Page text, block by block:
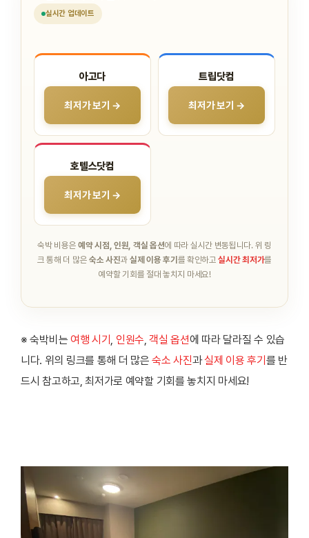
실시간 업데이트
아고다
최저가 보기 →
트립닷컴
최저가 보기 →
호텔스닷컴
최저가 보기 →
숙박 비용은예약 시점, 인원, 객실 옵션에 따라 실시간 변동됩니다.위 링
크 통해 더 많은 숙소 사진과 실제 이용 후기 를 확인하고실시간 최저가를
예약할 기회를 절대 놓치지 마세요!
※ 숙박비는 여행 시기 , 인원수, 객실 옵션에 따라 달라질 수 있습
니다. 위의 링크를 통해 더 많은 숙소 사진과실제 이용 후기 를 반
드시 참고하고, 최저가로 예약할 기회를 놓치지 마세요!